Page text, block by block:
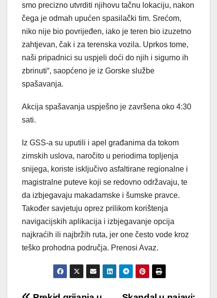
smo precizno utvrditi njihovu tačnu lokaciju, nakon
čega je odmah upućen spasilački tim. Srećom,
niko nije bio povrijeđen, iako je teren bio izuzetno
zahtjevan, čak i za terenska vozila. Uprkos tome,
naši pripadnici su uspjeli doći do njih i sigurno ih
zbrinuti“, saopćeno je iz Gorske službe
spašavanja.
Akcija spašavanja uspješno je završena oko 4:30
sati.
Iz GSS-a su uputili i apel građanima da tokom
zimskih uslova, naročito u periodima topljenja
snijega, koriste isključivo asfaltirane regionalne i
magistralne puteve koji se redovno održavaju, te
da izbjegavaju makadamske i šumske pravce.
Također savjetuju oprez prilikom korištenja
navigacijskih aplikacija i izbjegavanje opcija
najkraćih ili najbržih ruta, jer one često vode kroz
teško prohodna područja. Prenosi Avaz.